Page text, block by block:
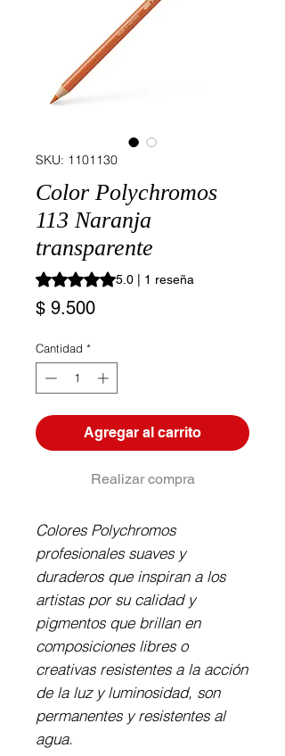
SKU: 1101130
Color Polychromos
113 Naranja
transparente
Según 1 reseña, la calificación es de
5.0 | 1 reseña
$ 9.500Precio
Cantidad *
Agregar al carrito
Realizar compra
Colores Polychromos
profesionales suaves y
duraderos que inspiran a los
artistas por su calidad y
pigmentos que brillan en
composiciones libres o
creativas resistentes a la acción
de la luz y luminosidad, son
permanentes y resistentes al
agua.